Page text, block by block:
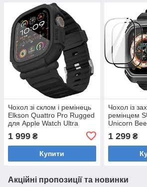
Чохол зі склом і ремінець
Elkson Quattro Pro Rugged
для Apple Watch Ultra
1 999 ₴
Купити
Чохол із
ремінцем
Unicorn
Apple
49 mm
1 299₴
Акційні пропозиції та новинки